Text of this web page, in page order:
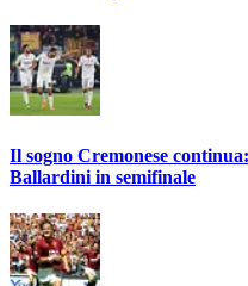
Il sogno Cremonese
Ballardini in semifinale